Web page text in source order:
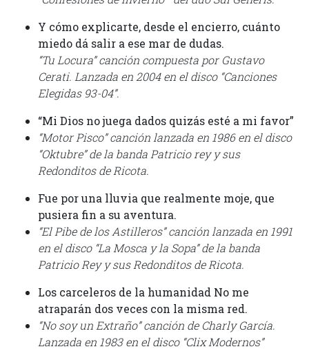
Y cómo explicarte, desde el encierro, cuánto
miedo dá salir a ese mar de dudas.
“Tu Locura” canción compuesta por Gustavo
Cerati. Lanzada en 2004 en el disco “Canciones
Elegidas 93-04”.
“Mi Dios no juega dados quizás esté a mi favor”
“Motor Pisco” canción lanzada en 1986 en el disco
“Oktubre” de la banda Patricio rey y sus
Redonditos de Ricota.
Fue por una lluvia que realmente moje, que
pusiera fin a su aventura.
“El Pibe de los Astilleros” canción lanzada en 1991
en el disco “La Mosca y la Sopa” de la banda
Patricio Rey y sus Redonditos de Ricota.
Los carceleros de la humanidad No me
atraparán dos veces con la misma red.
“No soy un Extraño” canción de Charly García.
Lanzada en 1983 en el disco “Clix Modernos”